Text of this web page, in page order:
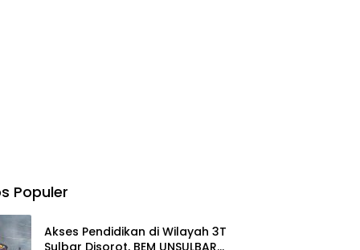
Populer
Akses Pendidikan di Wilayah 3T
Sulbar Disorot, BEM UNSULBAR